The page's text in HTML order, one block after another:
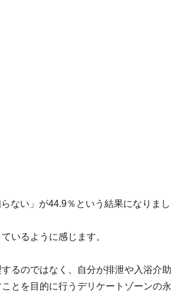
ない」が44.9％という結果になりまし
いるように感じます。
るのではなく、自分が排泄や入浴介
とを目的に行うデリケートゾーンの